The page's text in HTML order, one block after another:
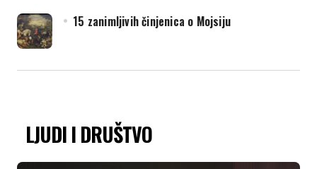
15 zanimljivih činjenica o Mojsiju
LJUDI I DRUŠTVO